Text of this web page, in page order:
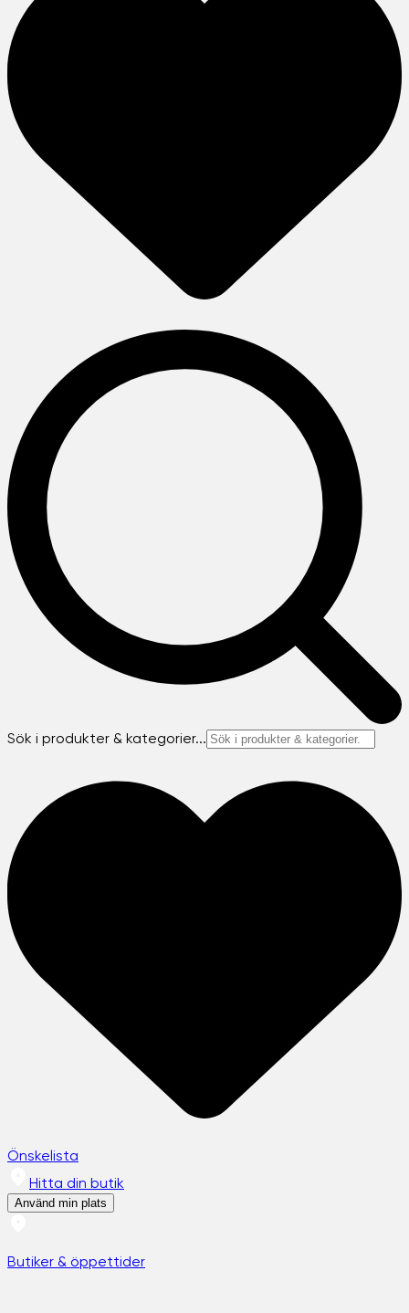
Sök i produkter & kategorier...
Önskelista
Hitta din butik
Använd min plats
Butiker & öppettider